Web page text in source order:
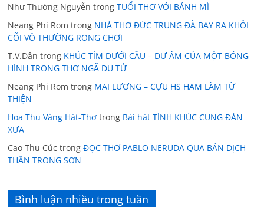
Như Thường Nguyễn trongTUỔI THƠ VỚI BÁNH MÌ
Neang Phi Rom trong NHÀ THƠ ĐỨC TRUNG ĐÃ BAY RA KHỎI
CÕI VÔ THƯỜNG RONG CHƠI
T.V.Dân trong KHÚC TÍM DƯỚI CẦU – DƯ ÂM CỦA MỘT BÓNG
HÌNH TRONG THƠ NGÃ DU TỬ
Neang Phi Rom trong MAI LƯƠNG – CỰU HS HAM LÀM TỪ
THIỆN
Hoa Thu Vàng Hát-Thơ trong Bài hát TÌNH KHÚC CUNG ĐÀN
XƯA
Cao Thu Cúc trongĐỌC THƠ PABLO NERUDA QUA BẢN DỊCH
THÂN TRONG SƠN
Bình luận nhiều trong tuần